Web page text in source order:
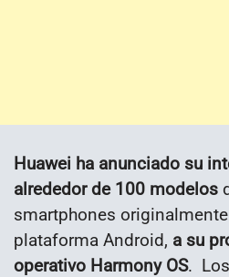
Huawei ha anunciado su
alrededor de 100 modelos
smartphones
plataforma Android, a su
operativo Harmony OS.